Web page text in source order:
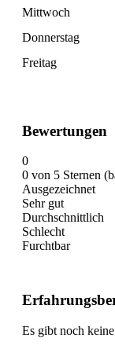
Mittwoch
Donnerstag
Freitag
Bewertungen
0
0 von 5 Sternen
Ausgezeichnet
Sehr gut
Durchschnittlich
Schlecht
Furchtbar
Es gibt noch